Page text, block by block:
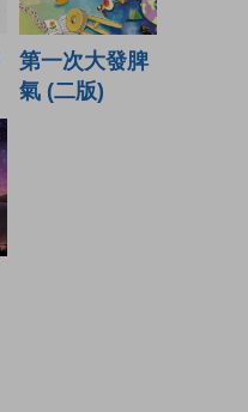
第一次大發脾
氣 (二版)